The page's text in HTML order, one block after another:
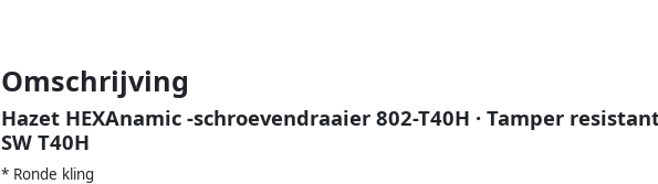
Omschrijving
Hazet HEXAnamic -schroevendraaier 802-T40H · Tamper
SW T40H
* Ronde kling